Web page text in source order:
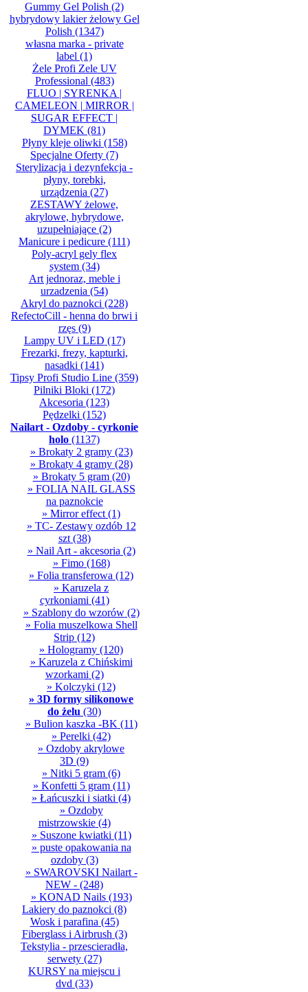
Gummy Gel Polish (2)
hybrydowy lakier żelowy Gel
Polish (1347)
własna marka - private
label (1)
Żele Profi Zele UV
Professional (483)
FLUO | SYRENKA |
CAMELEON | MIRROR |
SUGAR EFFECT |
DYMEK (81)
Płyny kleje oliwki (158)
Specjalne Oferty (7)
Sterylizacja i dezynfekcja -
płyny, torebki,
urządzenia (27)
ZESTAWY żelowe,
akrylowe, hybrydowe,
uzupełniające (2)
Manicure i pedicure (111)
Poly-acryl gely flex
system(34)
Art jednoraz, meble i
urzadzenia (54)
Akryl do paznokci (228)
RefectoCill - henna do brwi i
rzęs(9)
Lampy UV i LED (17)
Frezarki, frezy, kapturki,
nasadki (141)
Tipsy Profi Studio Line (359)
Pilniki Bloki (172)
Akcesoria (123)
Pędzelki (152)
Nailart - Ozdoby - cyrkonie
holo (1137)
» Brokaty 2 gramy(23)
» Brokaty 4 gramy(28)
» Brokaty 5 gram(20)
» FOLIA NAIL GLASS
na paznokcie
» Mirror effect (1)
» TC- Zestawy ozdób 12
szt(38)
» Nail Art - akcesoria (2)
» Fimo(168)
» Folia transferowa (12)
» Karuzela z
cyrkoniami (41)
» Szablony do wzorów(2)
» Folia muszelkowa Shell
Strip (12)
» Hologramy (120)
» Karuzela z Chińskimi
wzorkami (2)
» Kolczyki (12)
» 3D formy silikonowe
do żelu (30)
» Bulion kaszka -BK (11)
» Perelki (42)
» Ozdoby akrylowe
3D (9)
» Nitki 5 gram (6)
» Konfetti 5 gram(11)
» Łańcuszki i siatki (4)
» Ozdoby
mistrzowskie(4)
» Suszone kwiatki (11)
» puste opakowania na
ozdoby(3)
» SWAROVSKI Nailart -
NEW - (248)
» KONAD Nails(193)
Lakiery do paznokci (8)
Wosk i parafina (45)
Fiberglass i Airbrush (3)
Tekstylia - przescieradła,
serwety(27)
KURSY na miejscu i
dvd (33)